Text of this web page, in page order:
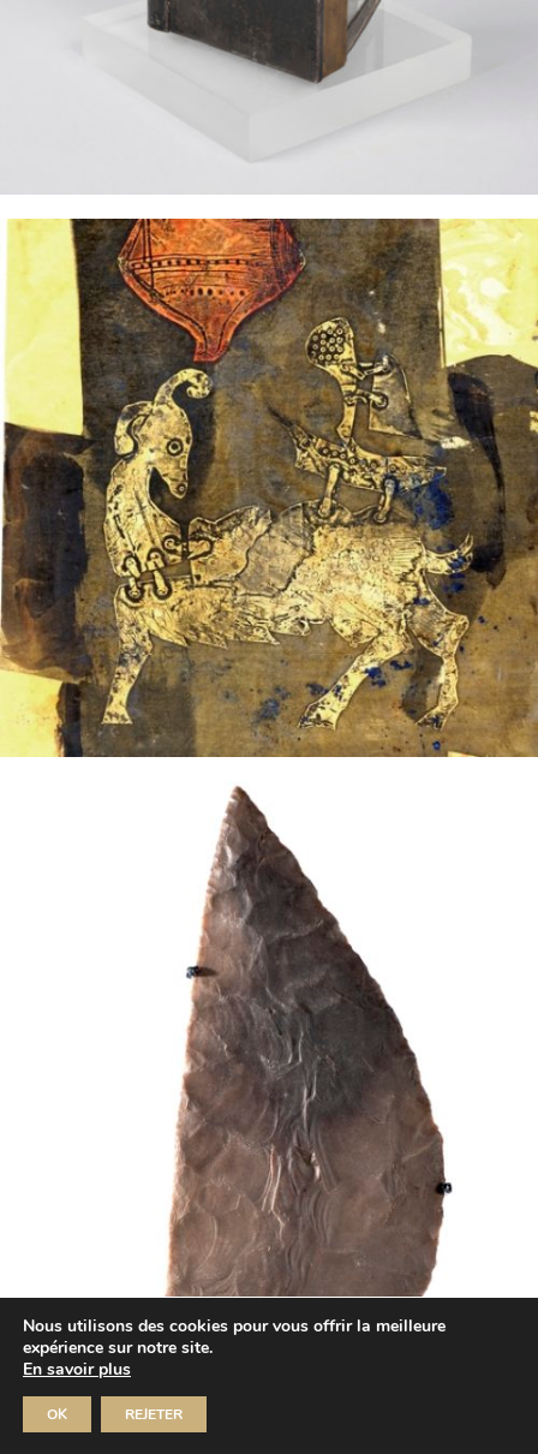
Nous utilisons des cookies pour vous offrir la meilleure
expérience sur notre site.
En savoir plus
OK REJETER